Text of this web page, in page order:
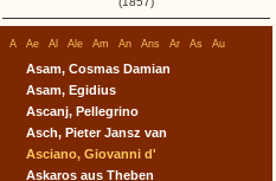
A Ae Al Ale Am An Ans Ar As Au
Asam, Cosmas Damian
Asam, Egidius
Ascanj, Pellegrino
Asch, Pieter Jansz van
Asciano, Giovanni d'
Askaros aus Theben